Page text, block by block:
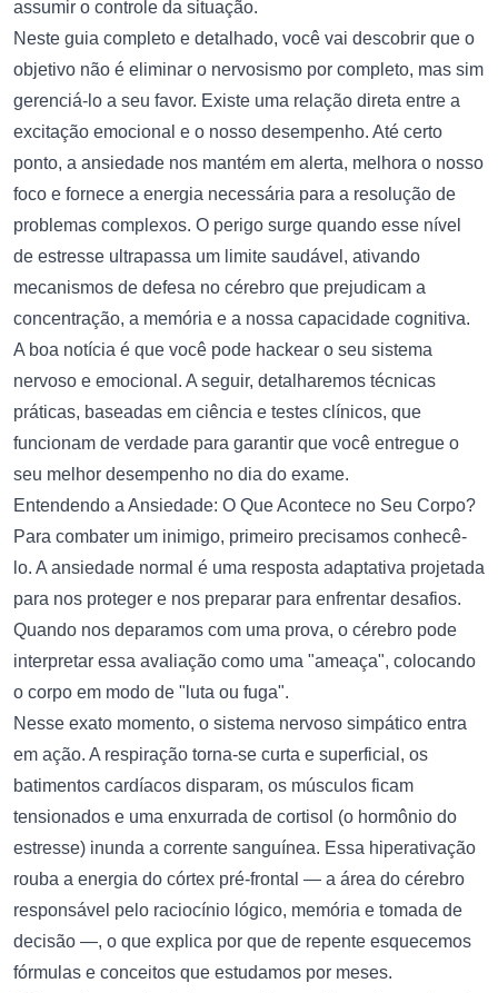
assumir o controle da situação.
Neste guia completo e detalhado, você vai descobrir que o
objetivo não é eliminar o nervosismo por completo, mas sim
gerenciá-lo a seu favor. Existe uma relação direta entre a
excitação emocional e o nosso desempenho. Até certo
ponto, a ansiedade nos mantém em alerta, melhora o nosso
foco e fornece a energia necessária para a resolução de
problemas complexos. O perigo surge quando esse nível
de estresse ultrapassa um limite saudável, ativando
mecanismos de defesa no cérebro que prejudicam a
concentração, a memória e a nossa capacidade cognitiva.
A boa notícia é que você pode hackear o seu sistema
nervoso e emocional. A seguir, detalharemos técnicas
práticas, baseadas em ciência e testes clínicos, que
funcionam de verdade para garantir que você entregue o
seu melhor desempenho no dia do exame.
Entendendo a Ansiedade: O Que Acontece no Seu Corpo?
Para combater um inimigo, primeiro precisamos conhecê-
lo. A ansiedade normal é uma resposta adaptativa projetada
para nos proteger e nos preparar para enfrentar desafios.
Quando nos deparamos com uma prova, o cérebro pode
interpretar essa avaliação como uma "ameaça", colocando
o corpo em modo de "luta ou fuga".
Nesse exato momento, o sistema nervoso simpático entra
em ação. A respiração torna-se curta e superficial, os
batimentos cardíacos disparam, os músculos ficam
tensionados e uma enxurrada de cortisol (o hormônio do
estresse) inunda a corrente sanguínea. Essa hiperativação
rouba a energia do córtex pré-frontal — a área do cérebro
responsável pelo raciocínio lógico, memória e tomada de
decisão —, o que explica por que de repente esquecemos
fórmulas e conceitos que estudamos por meses.